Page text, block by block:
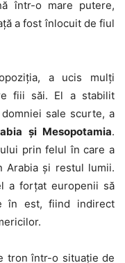
într-o mare putere,
a fost înlocuit de fiul
a ucis mulți
fiii săi. El a stabilit
sale scurte, a
și Mesopotamia.
prin felul în care a
Arabia și restul lumii.
a forțat europenii să
în est, fiind indirect
tron într-o situație de